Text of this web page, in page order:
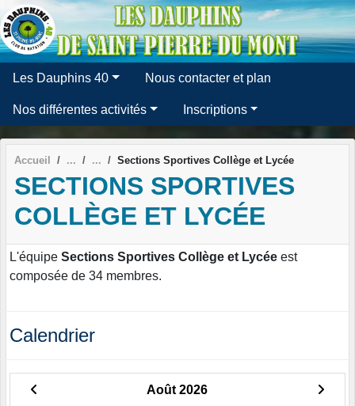
Les Dauphins 40 Nous contacter et plan
Nos différentes activités Inscriptions
Accueil Sections Sportives Collège et Lycée
SECTIONS SPORTIVES
COLLÈGE ET LYCÉE
L'équipe Sections Sportives Collège et Lycée est
composée de 34 membres.
Calendrier
Août 2026
Panneau de gestion des cookies